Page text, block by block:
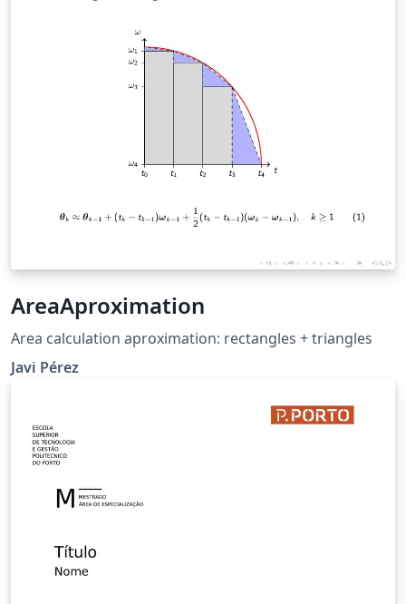
AreaAproximation
Area calculation aproximation: rectangles + triangles
Javi Pérez